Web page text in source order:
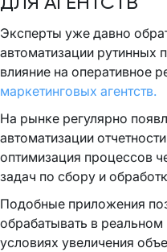
Эксперты уже давно
автоматизации рутинных
влияние на оперативное
маркетинговых агентств.
На рынке регулярно
автоматизации
оптимизация процессов
задач по сбору и
Подобные приложения
обрабатывать в
условиях увеличения